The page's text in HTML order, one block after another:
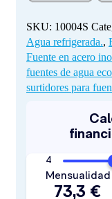
cantidad
SKU: 10004S
Agua refrigerada.,
Fuente en acero
fuentes de agua
surtidores para